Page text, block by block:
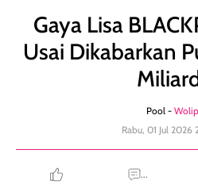
Gaya Lisa
Usai Dikabarkan
Pool -
Rabu, 01 Jul 2026
...